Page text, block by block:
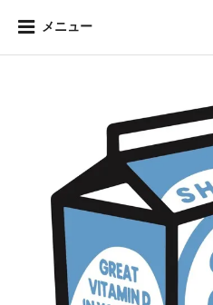
メニュー